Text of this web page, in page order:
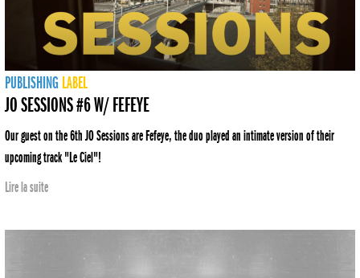
PUBLISHING LABEL
JO SESSIONS #6 W/ FEFEYE
Our guest on the 6th JO Sessions are Fefeye, the duo played an intimate version of their
upcoming track "Le Ciel"!
Lire la suite